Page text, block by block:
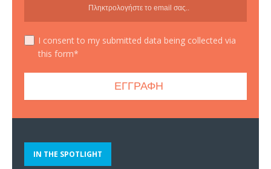
I consent to my submitted data being collected via
this form*
IN THE SPOTLIGHT